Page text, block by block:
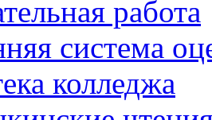
работа
система
колледжа